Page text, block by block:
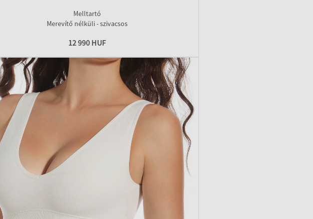
Melltartó
Merevítő nélküli - szivacsos
12 990 HUF